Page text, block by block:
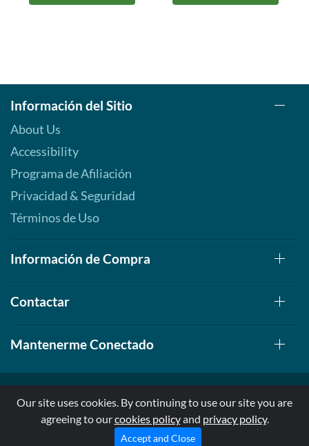
Información del Sitio
About Us
Accessibility
Programa de Afiliación
Privacidad & Seguridad
Términos de Uso
Información de Compra
Contactar
Mantenerme Conectado
© 1999-2026, AllStarHealth.com | All Rights Reserved
* Estas declaraciones no han sido evaluadas por la FDA
Our site uses cookies. By continuing to use our site you are
agreeing to ourcookies policyand privacy policy.
Accept and Close